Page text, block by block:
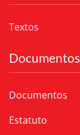
Textos
Documentos
Documentos
Estatuto